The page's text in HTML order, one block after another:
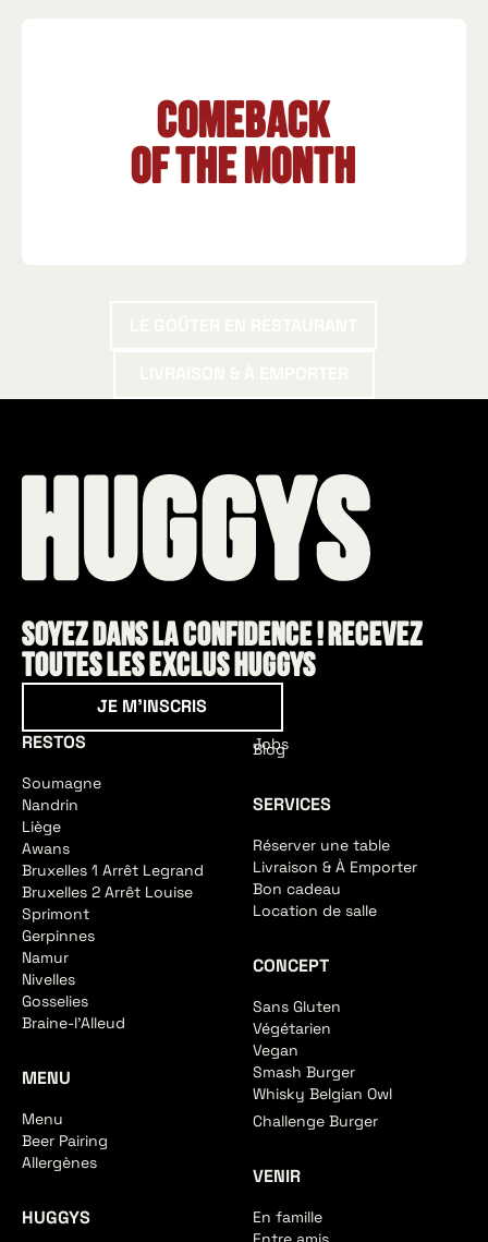
Comeback
of the month
Soyez dans la confidence ! Recevez
toutes les exclus HUGGYS
JE M'INSCRIS
RESTOS
Soumagne
Nandrin
Liège
Awans
Bruxelles 1 Arrêt Legrand
Bruxelles 2 Arrêt Louise
Sprimont
Gerpinnes
Namur
Nivelles
Gosselies
Braine-l'Alleud
MENU
Menu
Beer Pairing
Allergènes
HUGGYS
Jobs
Blog
SERVICES
Réserver une table
Livraison & À Emporter
Bon cadeau
Location de salle
CONCEPT
Sans Gluten
Végétarien
Vegan
Smash Burger
Whisky Belgian Owl
Challenge Burger
VENIR
En famille